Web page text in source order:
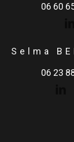
06 60
Selma
06 23